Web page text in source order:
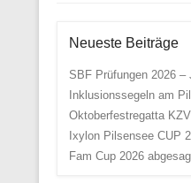
Neueste Beiträge
SBF Prüfungen 2026
Inklusionssegeln am
Oktoberfestregatta
Ixylon Pilsensee CUP
Fam Cup 2026